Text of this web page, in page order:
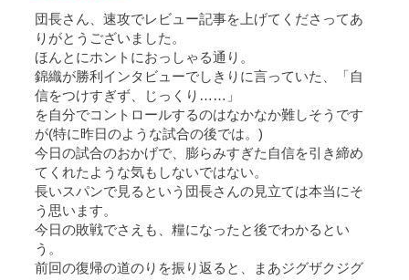
団長さん、速攻でレビュー記事を上げてくださってあ
りがとうございました。
ほんとにホントにおっしゃる通り。
錦織が勝利インタビューでしきりに言っていた、「自
信をつけすぎず、じっくり……」
を自分でコントロールするのはなかなか難しそうです
が(特に昨日のような試合の後では。)
今日の試合のおかげで、膨らみすぎた自信を引き締め
てくれたような気もしないではない。
長いスパンで見るという団長さんの見立ては本当にそ
う思います。
今日の敗戦でさえも、糧になったと後でわかるとい
う。
前回の復帰の道のりを振り返ると、まあジグザクジグ